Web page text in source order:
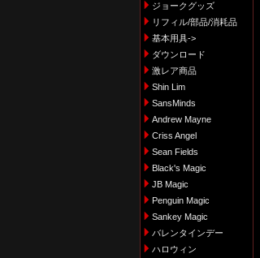
ジョークグッズ
リフィル/部品/消耗品
基本用具->
ダウンロード
激レア商品
Shin Lim
SansMinds
Andrew Mayne
Criss Angel
Sean Fields
Black's Magic
JB Magic
Penguin Magic
Sankey Magic
バレンタインデー
ハロウィン